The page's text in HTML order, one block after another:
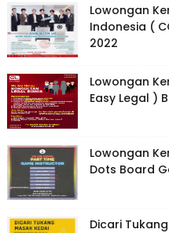
Lowongan
Indonesia (
2022
Lowongan
Easy Legal )
Lowongan
Dots Board
Dicari